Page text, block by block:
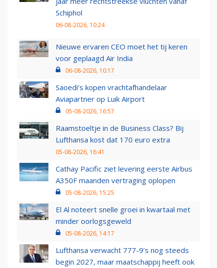
Schiphol
06-08-2026, 10:24
Nieuwe ervaren CEO moet het tij keren
voor geplaagd Air India
06-08-2026, 10:17
Saoedi’s kopen vrachtafhandelaar
Aviapartner op Luik Airport
05-08-2026, 16:57
Raamstoeltje in de Business Class? Bij
Lufthansa kost dat 170 euro extra
05-08-2026, 16:41
Cathay Pacific ziet levering eerste Airbus
A350F maanden vertraging oplopen
05-08-2026, 15:25
El Al noteert snelle groei in kwartaal met
minder oorlogsgeweld
05-08-2026, 14:17
Lufthansa verwacht 777-9’s nog steeds
begin 2027, maar maatschappij heeft ook